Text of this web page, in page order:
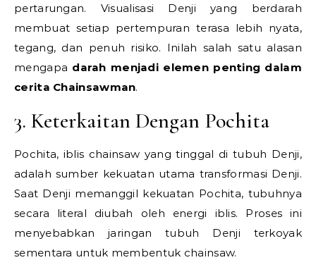
pertarungan. Visualisasi Denji yang berdarah
membuat setiap pertempuran terasa lebih nyata,
tegang, dan penuh risiko. Inilah salah satu alasan
mengapa darah menjadi elemen penting dalam
cerita Chainsawman.
3. Keterkaitan Dengan Pochita
Pochita, iblis chainsaw yang tinggal di tubuh Denji,
adalah sumber kekuatan utama transformasi Denji.
Saat Denji memanggil kekuatan Pochita, tubuhnya
secara literal diubah oleh energi iblis. Proses ini
menyebabkan jaringan tubuh Denji terkoyak
sementara untuk membentuk chainsaw.